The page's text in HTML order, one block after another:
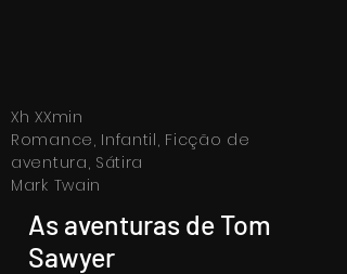
Xh XXmin
Romance, Infantil, Ficção de
aventura, Sátira
Mark Twain
As aventuras de Tom
Sawyer